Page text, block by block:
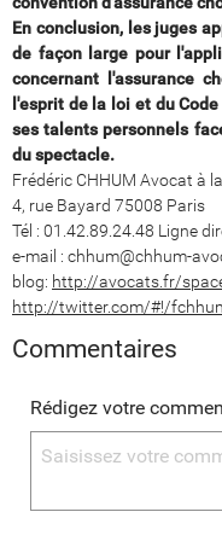
En conclusion, les juges
de façon large pour
concernant l'assurance
l'esprit de la loi et du
ses talents personnels
du spectacle.
Frédéric CHHUM Avocat à
4, rue Bayard 75008 Paris
Tél : 01.42.89.24.48 Ligne
e-mail : chhum@chhum-
blog: http://avocats.fr/
http://twitter.com/#!/
Commentaires
Rédigez votre